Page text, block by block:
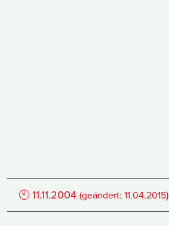
🕙11.11.2004 (geändert:11.04.2015)